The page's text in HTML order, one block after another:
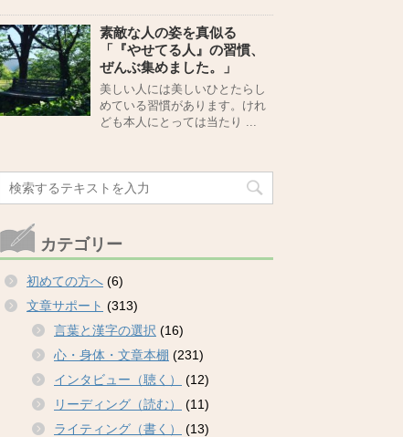
素敵な人の姿を真似る
「『やせてる人』の習慣、
ぜんぶ集めました。」
美しい人には美しいひとたらし
めている習慣があります。けれ
ども本人にとっては当たり ...
カテゴリー
初めての方へ (6)
文章サポート (313)
言葉と漢字の選択 (16)
心・身体・文章本棚 (231)
インタビュー（聴く）
(12)
リーディング（読む）
(11)
ライティング（書く）
(13)